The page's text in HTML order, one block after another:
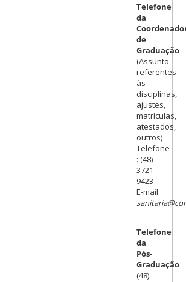
Telefone
da
de
Graduação
(Assunto
referentes
às
disciplinas,
ajustes,
matrículas,
atestados,
outros)
Telefone
: (48)
3721-
9423
E-mail:
Telefone
da
Pós-
Graduação
(48)